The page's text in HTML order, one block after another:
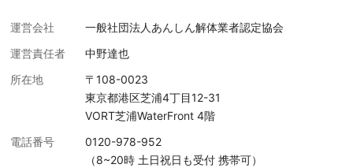
運営会社
一般社団法人あんしん解体業者認定協会
運営責任者
中野達也
所在地
〒108-0023
東京都港区芝浦4丁目12-31
VORT芝浦WaterFront 4階
電話番号
0120-978-952
（8~20時 土日祝日も受付 携帯可）